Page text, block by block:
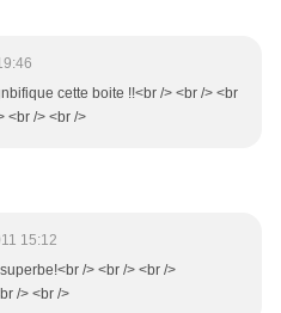
cette boite !!<br /> <br /> <br
<br /> <br />
15:12
/> <br /> <br />
/> <br />